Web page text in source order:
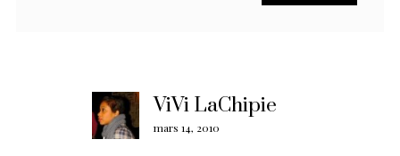
ViVi LaChipie
mars 14, 2010